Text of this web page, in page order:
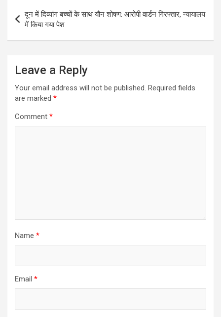
navigation
दून में दिव्यांग बच्चों के साथ यौन शोषण: आरोपी वार्डन गिरफ्तार, न्यायालय
में किया गया पेश
Leave a Reply
Your email address will not be published. Required fields
are marked *
Comment *
Name *
Email *